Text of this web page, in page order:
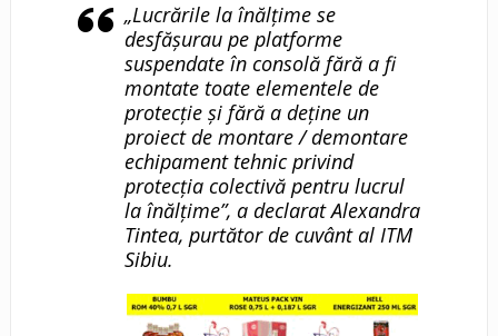
„Lucrările la înălțime se
desfășurau pe platforme
suspendate în consolă fără a fi
montate toate elementele de
protecție și fără a deține un
proiect de montare / demontare
echipament tehnic privind
protecția colectivă pentru lucrul
la înălțime”, a declarat Alexandra
Tintea, purtător de cuvânt al ITM
Sibiu.